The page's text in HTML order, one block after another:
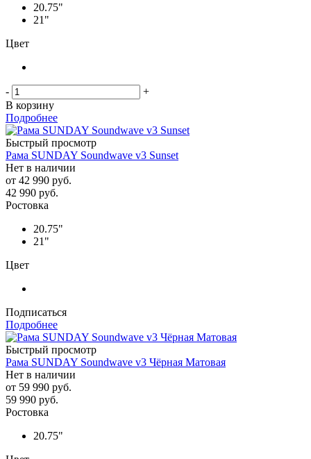
20.75"
21"
Цвет
-
+
В корзину
Подробнее
Быстрый просмотр
Рама SUNDAY Soundwave v3 Sunset
Нет в наличии
от 42 990 руб.
42 990 руб.
Ростовка
20.75"
21"
Цвет
Подписаться
Подробнее
Быстрый просмотр
Рама SUNDAY Soundwave v3 Чёрная Матовая
Нет в наличии
от 59 990 руб.
59 990 руб.
Ростовка
20.75"